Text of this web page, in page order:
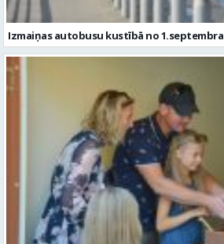
Izmaiņas autobusu kustībā no 1.septembra